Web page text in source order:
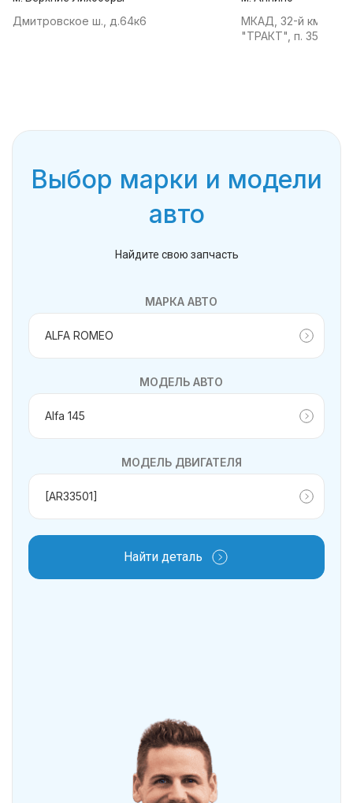
Дмитровское ш., д.64к6
МКАД, 32-й км, АТК
"ТРАКТ", п. 35
Выбор марки и модели
авто
Найдите свою запчасть
МАРКА АВТО
МОДЕЛЬ АВТО
МОДЕЛЬ ДВИГАТЕЛЯ
Найти деталь